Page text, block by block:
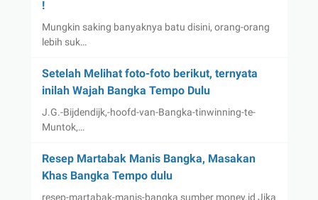
!
Mungkin saking banyaknya batu disini, orang-orang
lebih suk…
Setelah Melihat foto-foto berikut, ternyata
inilah Wajah Bangka Tempo Dulu
J.G.-Bijdendijk,-hoofd-van-Bangka-tinwinning-te-
Muntok,…
Resep Martabak Manis Bangka, Masakan
Khas Bangka Tempo dulu
resep-martabak-manis-bangka sumber money.id Jika